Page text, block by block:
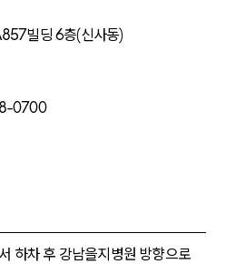
빌딩 6층(신사동)
0700
하차 후 강남을지병원 방향으로